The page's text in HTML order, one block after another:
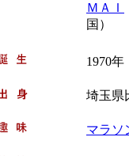
ＭＡＩ
国）
1970年
埼玉県
マラソ